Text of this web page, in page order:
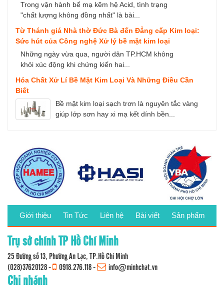
Trong vận hành bể mạ kẽm hệ Acid, tình trạng
"chất lượng không đồng nhất" là bài...
Từ Thánh giá Nhà thờ Đức Bà đến Đẳng cấp Kim loại:
Sức hút của Công nghệ Xử lý bề mặt kim loại
Những ngày vừa qua, người dân TP.HCM không
khỏi xúc động khi chứng kiến hai...
Hóa Chất Xử Lí Bề Mặt Kim Loại Và Những Điều Cần
Biết
Bề mặt kim loại sạch trơn là nguyên tắc vàng
giúp lớp sơn hay xi mạ kết dính bền...
Giới thiệu Tin Tức Liên hệ Bài viết Sản phẩm
Trụ sở chính TP Hồ Chí Minh
25 Đường số 13, Phường An Lạc, TP.Hồ Chí Minh
(028)37620128- 0918.276.118- info@minhchat.vn
Chi nhánh